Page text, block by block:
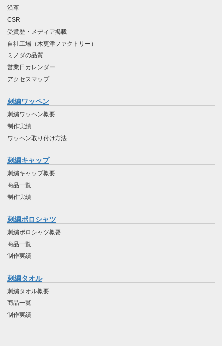
沿革
CSR
受賞歴・メディア掲載
自社工場（木更津ファクトリー）
ミノダの品質
営業日カレンダー
アクセスマップ
刺繍ワッペン
刺繍ワッペン概要
制作実績
ワッペン取り付け方法
刺繍キャップ
刺繍キャップ概要
商品一覧
制作実績
刺繍ポロシャツ
刺繍ポロシャツ概要
商品一覧
制作実績
刺繍タオル
刺繍タオル概要
商品一覧
制作実績